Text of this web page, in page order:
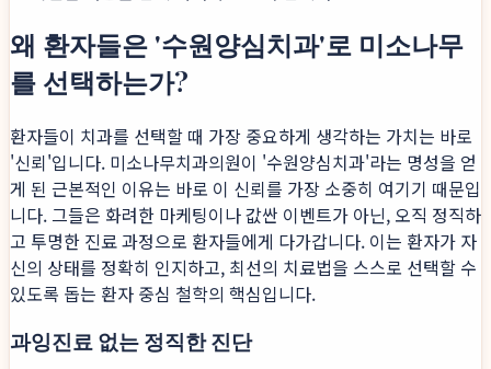
왜 환자들은 '수원양심치과'로 미소나무
를 선택하는가?
환자들이 치과를 선택할 때 가장 중요하게 생각하는 가치는 바로
'신뢰'입니다. 미소나무치과의원이 '수원양심치과'라는 명성을 얻
게 된 근본적인 이유는 바로 이 신뢰를 가장 소중히 여기기 때문입
니다. 그들은 화려한 마케팅이나 값싼 이벤트가 아닌, 오직 정직하
고 투명한 진료 과정으로 환자들에게 다가갑니다. 이는 환자가 자
신의 상태를 정확히 인지하고, 최선의 치료법을 스스로 선택할 수
있도록 돕는 환자 중심 철학의 핵심입니다.
과잉진료 없는 정직한 진단